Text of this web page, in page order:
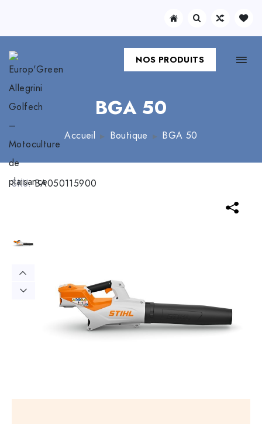
NOS PRODUITS
BGA 50
Accueil Boutique BGA 50
SKU:BA050115900